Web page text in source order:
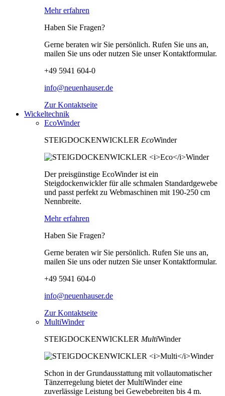
Mehr erfahren
Haben Sie Fragen?
Gerne beraten wir Sie persönlich. Rufen Sie uns an,
mailen Sie uns oder nutzen Sie unser Kontaktformular.
+49 5941 604-0
info@neuenhauser.de
Zur Kontaktseite
Wickeltechnik
EcoWinder
STEIGDOCKENWICKLER EcoWinder
Der preisgünstige EcoWinder ist ein
Steigdockenwickler für alle schmalen Standardgewebe
und passt perfekt zu Webmaschinen mit 190-250 cm
Nennbreite.
Mehr erfahren
Haben Sie Fragen?
Gerne beraten wir Sie persönlich. Rufen Sie uns an,
mailen Sie uns oder nutzen Sie unser Kontaktformular.
+49 5941 604-0
info@neuenhauser.de
Zur Kontaktseite
MultiWinder
STEIGDOCKENWICKLER MultiWinder
Schon in der Grundausstattung mit vollautomatischer
Tänzerregelung bietet der MultiWinder eine
zuverlässige Leistung bei Gewebebreiten bis 4 m.